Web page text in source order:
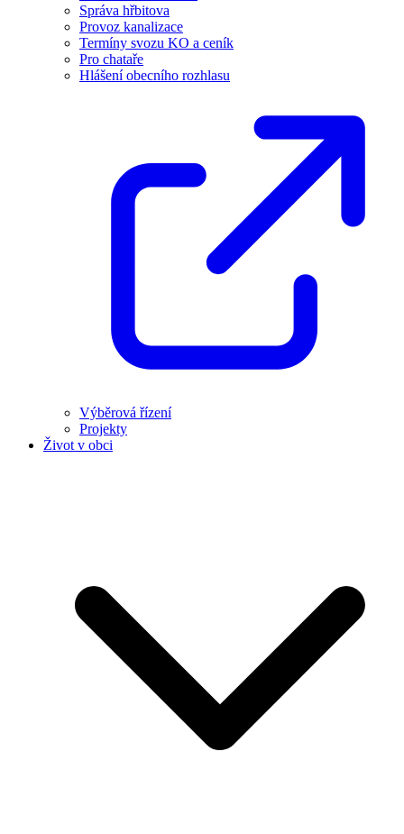
Správa hřbitova
Provoz kanalizace
Termíny svozu KO a ceník
Pro chataře
Hlášení obecního rozhlasu
Výběrová řízení
Projekty
Život v obci